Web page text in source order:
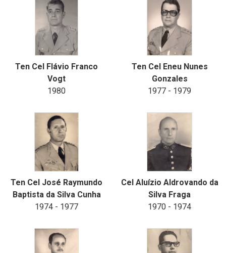
Ten Cel Flávio Franco
Vogt
1980
Ten Cel Eneu Nunes
Gonzales
1977 - 1979
Ten Cel José Raymundo
Baptista da Silva Cunha
1974 - 1977
Cel Aluízio Aldrovando da
Silva Fraga
1970 - 1974